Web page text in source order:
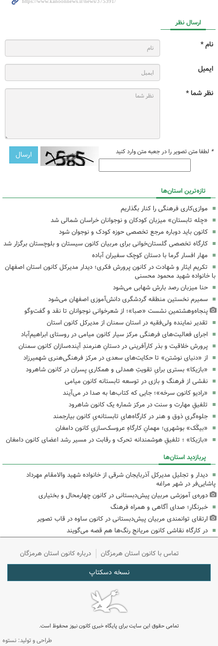
ارسال نظر
نام *
ایمیل
نظر شما *
* لطفا متن تصویر را در جعبه متن وارد کنید
تازه‌ترین استان‌ها
موازی‌کاری فرهنگی را کنار بگذاریم
«چله تابستان» میزبان کودکان و نوجوانان خراسان شمالی شد
کانون باید دوباره مرجع تخصصی حوزه کودک و نوجوان شود
کارگاه تخصصی گلستان‌خوانی برای مربیان کانون سیستان و بلوچستان برگزار شد
مهار افسار گرما با دستان کوچک سفیران آباده
تکریم ایثار و شهادت در کانون پرورش فکری؛ دیدار مدیرکل کانون استان اصفهان
با خانواده شهید محمود محسنی
حنا میزبان رصد بارش شهابی می‌شود
سمیرم نخستین منطقه گردشگری دانش‌آموزی اصفهان می‌شود
پنجاه‌وهشتمین نشست «صبا»؛ از شعرخوانی نوجوانان تا نقد و گفت‌وگو
تقدیر نماینده ولی‌فقیه در استان سمنان از مدیرکل کانون استان
اجرای فعالیت‌های فرهنگی مرکز سیار کانون میامی در روستای ابراهیم‌آباد
پرورش خلاقیت و بذر کارآفرینی در دستانِ هنرمندِ آینده‌سازان کانون سمنان
از «دنیای نوشتن» تا حکایت‌های سعدی در مرکز فرهنگی‌هنری شهمیرزاد
«بازیکا» بستری برایِ تقویتِ همدلی و همکاریِ پسران در کانون شاهرود
نقشی از فرهنگ و بازی در توسعه تابستانه کانون میامی
«رادیو کانون سرخه»؛ جایی که کتاب‌ها به صدا در می‌آیند
تلفیقِ مهارت و سنت در مرکز شماره یک کانون شاهرود
جلوه‌گریِ ذوق و هنر در کارگاه‌هایِ تابستانه‌یِ کانون بیارجمند
«بیگَک» بوشهری؛ مهمانِ کارگاهِ عروسک‌سازیِ کانون دامغان
«بازیکا» ؛ تلفیقِ هوشمندانه تحرک و رقابت در مسیر رشد اعضای کانون دامغان
پربازدید استان‌ها
دیدار و تجلیل مدیرکل آذربایجان شرقی از خانواده شهید والامقام مهرداد
پاشایی‌فر در شهر مراغه
دوره‌ی آموزشی مربیان پیش‌دبستانی در کانون چهارمحال و بختیاری
خبرنگار؛ صدای آگاهی و همراه فرهنگ
ارتقای توانمندی مربیان پیش‌دبستانی در کانون ساوه در قاب تصویر
در کارگاه نقاشی کانون مریانج رنگ‌ها هم قصه می‌گویند
تماس با کانون استان هرمزگان درباره کانون استان هرمزگان
نسخه دسکتاپ
تمامی حقوق این سایت برای پایگاه خبری کانون نیوز محفوظ است.
طراحی و تولید: نستوه